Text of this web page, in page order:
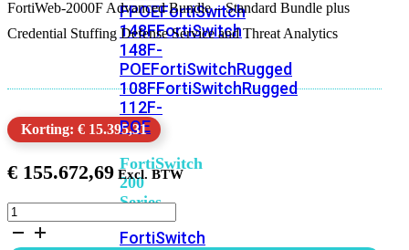
FPOEFortiSwitch
148FFortiSwitch
148F-
POEFortiSwitchRugged
108FFortiSwitchRugged
112F-
POE
FortiSwitch
200
Series
FortiSwitch
FortiWeb-2000F Advanced Bundle – Standard Bundle plus
Credential Stuffing Defense Service and Threat Analytics
Korting: € 15.395,31
€ 155.672,69
FortiWeb-
2000F